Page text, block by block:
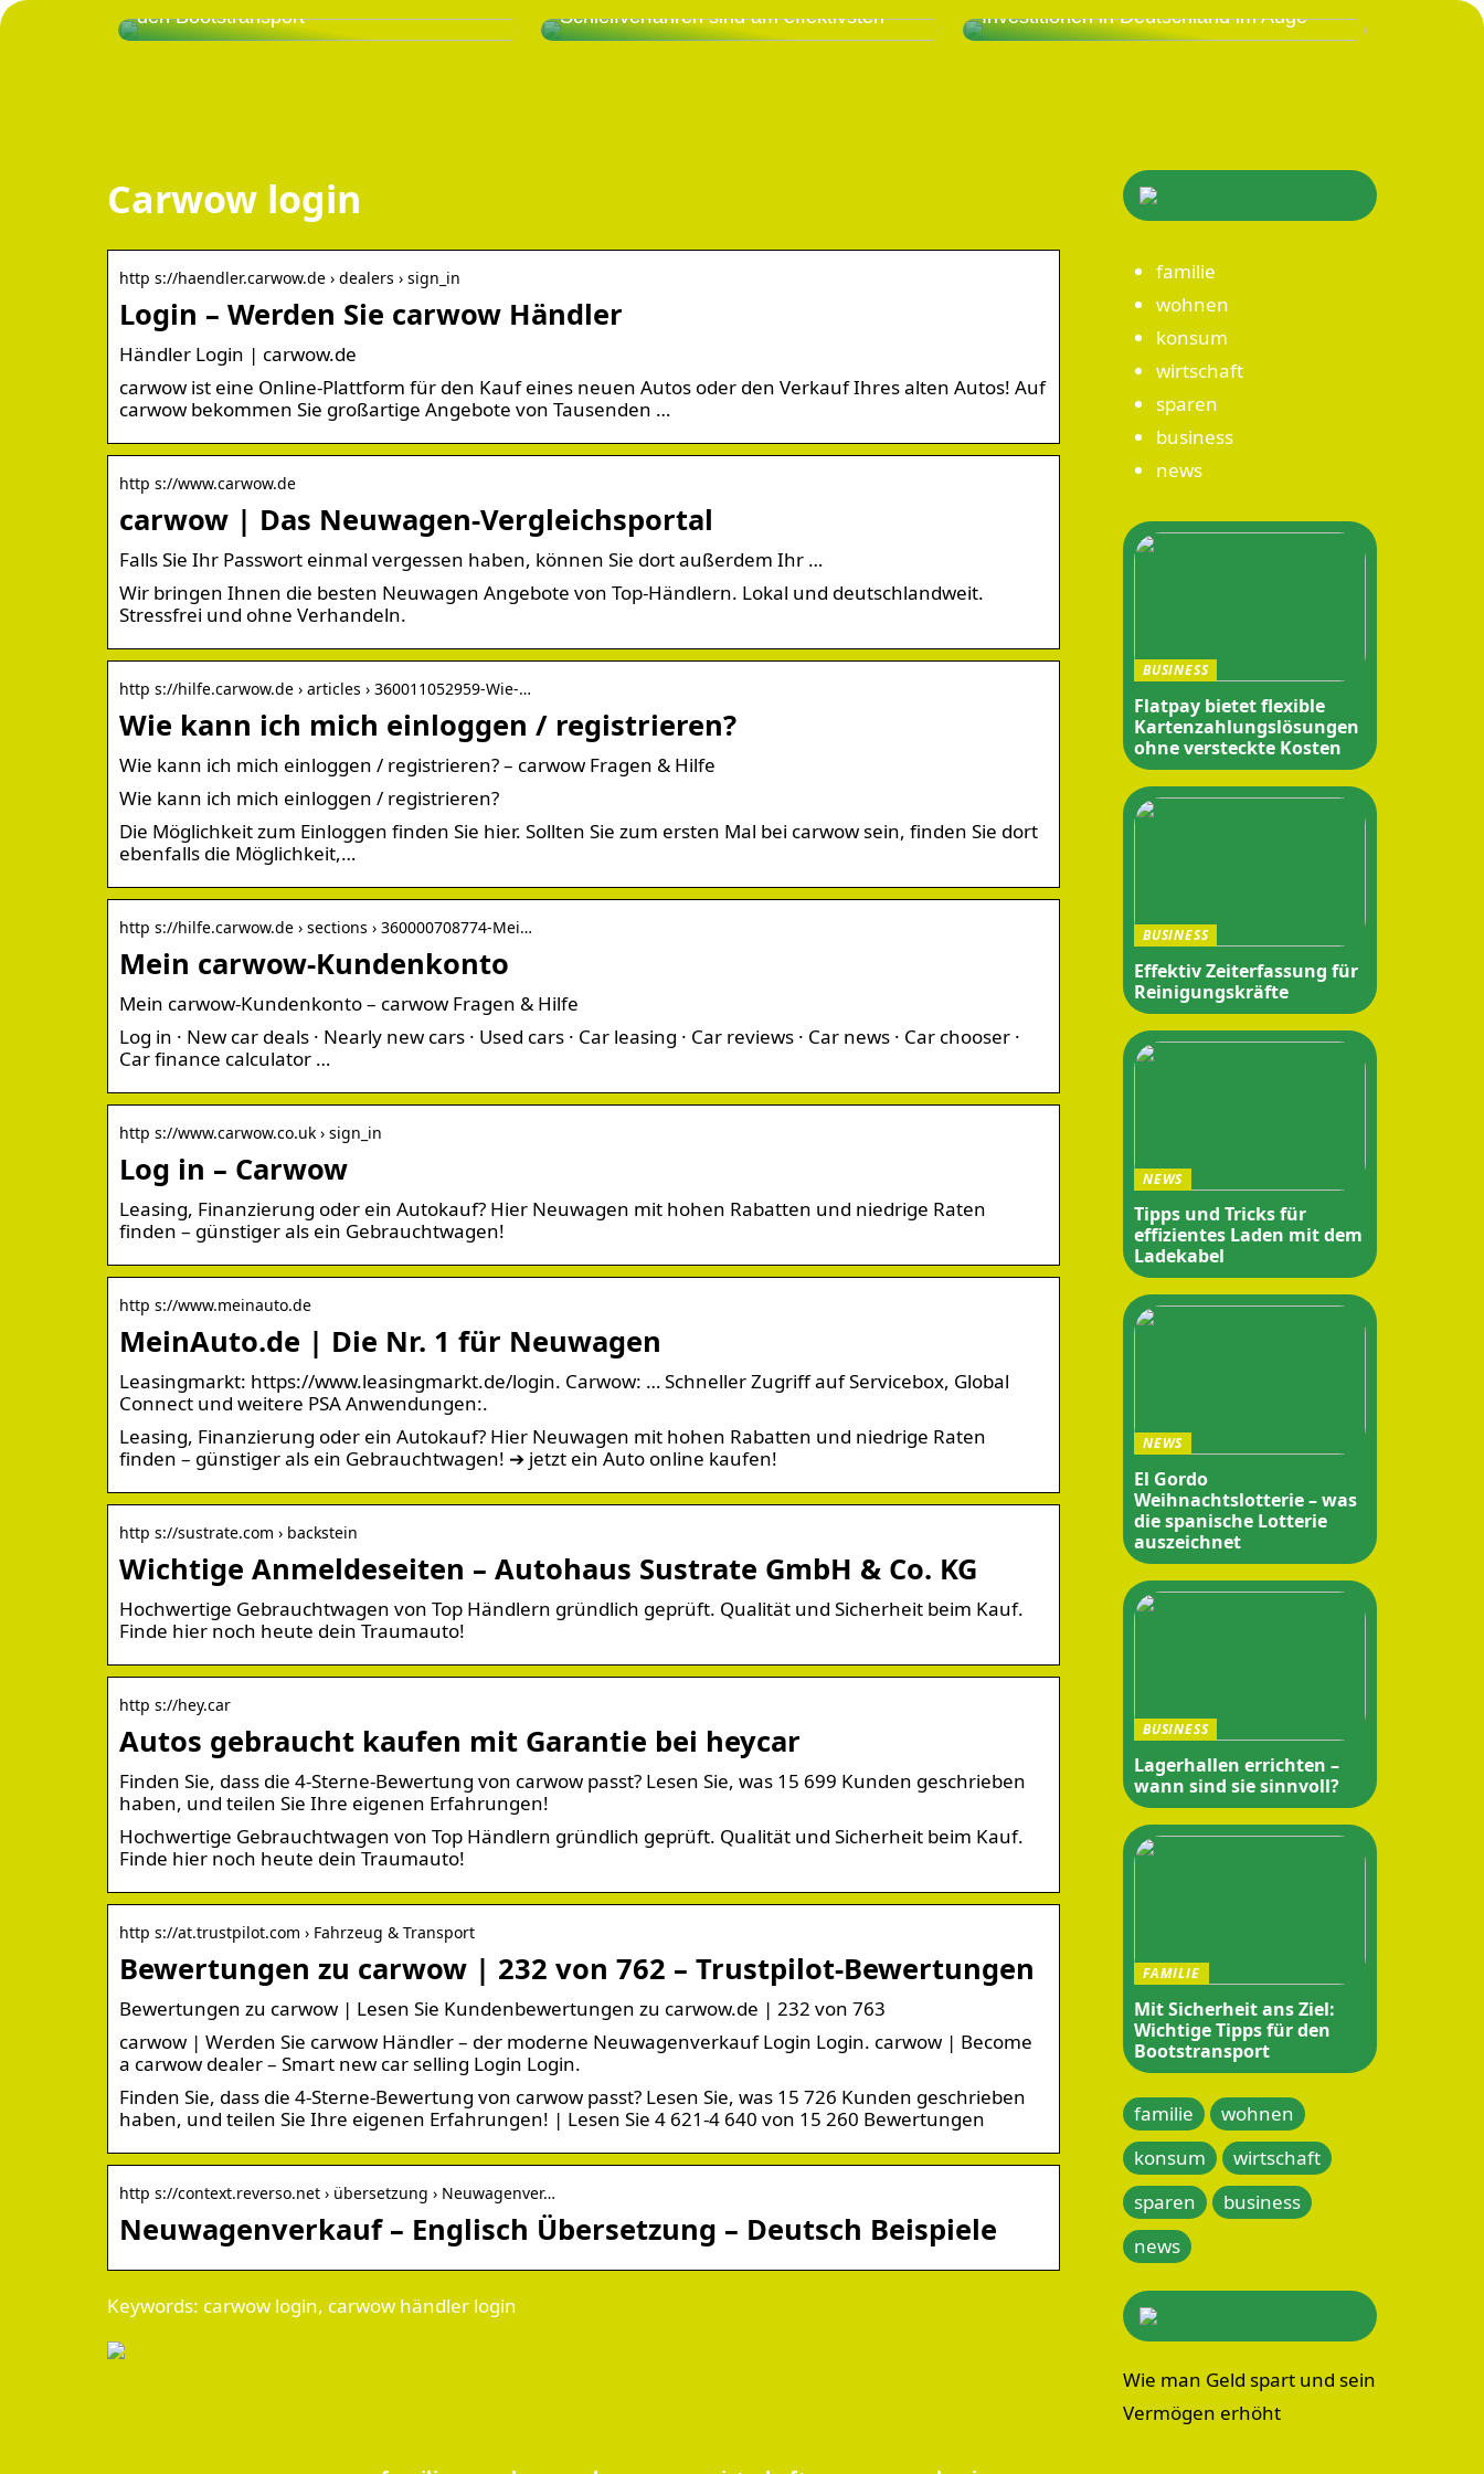
den Bootstransport
Schleifverfahren sind am effektivsten
Investitionen in Deutschland im Auge
Carwow login
http s://haendler.carwow.de › dealers › sign_in
Login – Werden Sie carwow Händler
Händler Login | carwow.de
carwow ist eine Online-Plattform für den Kauf eines neuen Autos oder den Verkauf Ihres alten Autos! Auf
carwow bekommen Sie großartige Angebote von Tausenden …
http s://www.carwow.de
carwow | Das Neuwagen-Vergleichsportal
Falls Sie Ihr Passwort einmal vergessen haben, können Sie dort außerdem Ihr …
Wir bringen Ihnen die besten Neuwagen Angebote von Top-Händlern. Lokal und deutschlandweit.
Stressfrei und ohne Verhandeln.
http s://hilfe.carwow.de › articles › 360011052959-Wie-…
Wie kann ich mich einloggen / registrieren?
Wie kann ich mich einloggen / registrieren? – carwow Fragen & Hilfe
Wie kann ich mich einloggen / registrieren?
Die Möglichkeit zum Einloggen finden Sie hier. Sollten Sie zum ersten Mal bei carwow sein, finden Sie dort
ebenfalls die Möglichkeit,…
http s://hilfe.carwow.de › sections › 360000708774-Mei…
Mein carwow-Kundenkonto
Mein carwow-Kundenkonto – carwow Fragen & Hilfe
Log in · New car deals · Nearly new cars · Used cars · Car leasing · Car reviews · Car news · Car chooser ·
Car finance calculator …
http s://www.carwow.co.uk › sign_in
Log in – Carwow
Leasing, Finanzierung oder ein Autokauf? Hier Neuwagen mit hohen Rabatten und niedrige Raten
finden – günstiger als ein Gebrauchtwagen!
http s://www.meinauto.de
MeinAuto.de | Die Nr. 1 für Neuwagen
Leasingmarkt: https://www.leasingmarkt.de/login. Carwow: … Schneller Zugriff auf Servicebox, Global
Connect und weitere PSA Anwendungen:.
Leasing, Finanzierung oder ein Autokauf? Hier Neuwagen mit hohen Rabatten und niedrige Raten
finden – günstiger als ein Gebrauchtwagen! ➔ jetzt ein Auto online kaufen!
http s://sustrate.com › backstein
Wichtige Anmeldeseiten – Autohaus Sustrate GmbH & Co. KG
Hochwertige Gebrauchtwagen von Top Händlern gründlich geprüft. Qualität und Sicherheit beim Kauf.
Finde hier noch heute dein Traumauto!
http s://hey.car
Autos gebraucht kaufen mit Garantie bei heycar
Finden Sie, dass die 4-Sterne-Bewertung von carwow passt? Lesen Sie, was 15 699 Kunden geschrieben
haben, und teilen Sie Ihre eigenen Erfahrungen!
Hochwertige Gebrauchtwagen von Top Händlern gründlich geprüft. Qualität und Sicherheit beim Kauf.
Finde hier noch heute dein Traumauto!
http s://at.trustpilot.com › Fahrzeug & Transport
Bewertungen zu carwow | 232 von 762 – Trustpilot-Bewertungen
Bewertungen zu carwow | Lesen Sie Kundenbewertungen zu carwow.de | 232 von 763
carwow | Werden Sie carwow Händler – der moderne Neuwagenverkauf Login Login. carwow | Become
a carwow dealer – Smart new car selling Login Login.
Finden Sie, dass die 4-Sterne-Bewertung von carwow passt? Lesen Sie, was 15 726 Kunden geschrieben
haben, und teilen Sie Ihre eigenen Erfahrungen! | Lesen Sie 4 621-4 640 von 15 260 Bewertungen
http s://context.reverso.net › übersetzung › Neuwagenver…
Neuwagenverkauf – Englisch Übersetzung – Deutsch Beispiele
Keywords: carwow login, carwow händler login
familie
wohnen
konsum
wirtschaft
sparen
business
news
BUSINESS
Flatpay bietet flexible
Kartenzahlungslösungen
ohne versteckte Kosten
BUSINESS
Effektiv Zeiterfassung für
Reinigungskräfte
NEWS
Tipps und Tricks für
effizientes Laden mit dem
Ladekabel
NEWS
El Gordo
Weihnachtslotterie – was
die spanische Lotterie
auszeichnet
BUSINESS
Lagerhallen errichten –
wann sind sie sinnvoll?
FAMILIE
Mit Sicherheit ans Ziel:
Wichtige Tipps für den
Bootstransport
familie
wohnen
konsum
wirtschaft
sparen
business
news
Wie man Geld spart und sein
Vermögen erhöht